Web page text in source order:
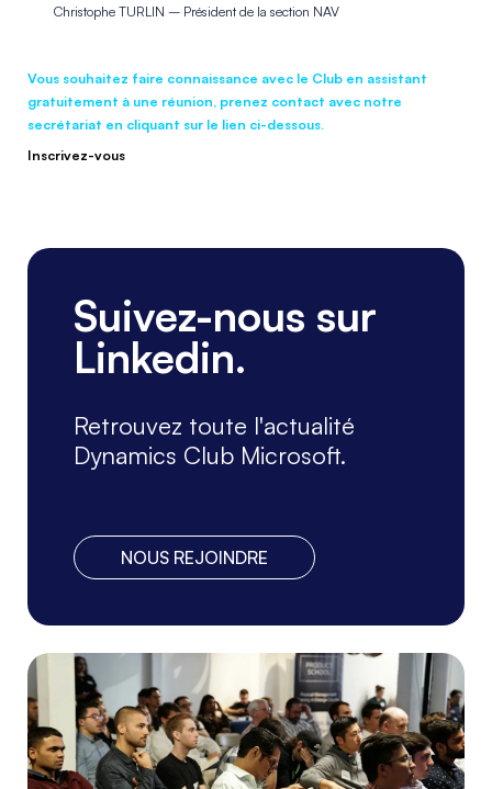
Christophe TURLIN – Président de la section NAV
Vous souhaitez faire connaissance avec le Club en assistant
gratuitement à une réunion, prenez contact avec notre
secrétariat en cliquant sur le lien ci-dessous.
Inscrivez-vous
Suivez-nous sur
Linkedin.
Retrouvez toute l'actualité
Dynamics Club Microsoft.
NOUS REJOINDRE